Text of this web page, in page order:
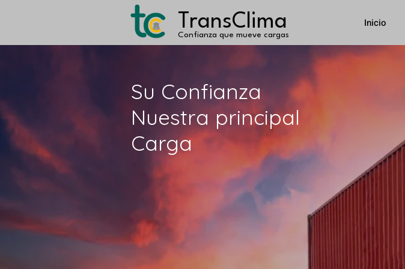
Confianza que mueve cargas
TransClima Inicio
Su Confianza
Nuestra principal
Carga